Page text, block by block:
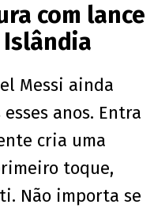
com lance
Islândia
Messi ainda
anos. Entra
cria uma
toque,
Não importa se